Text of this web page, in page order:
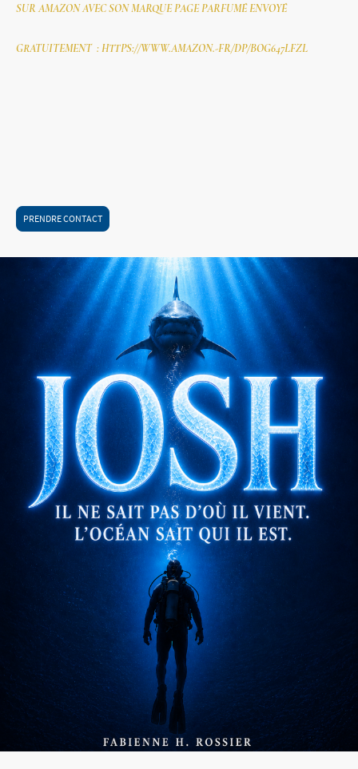
SUR AMAZON AVEC SON MARQUE PAGE PARFUMÉ ENVOYÉ
GRATUITEMENT : HTTPS://WWW.AMAZON.-FR/DP/BOG647LFZL
PRENDRE CONTACT